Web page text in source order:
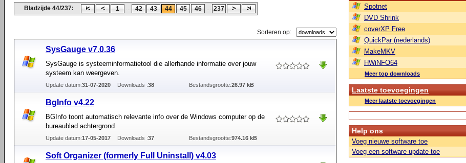
Bladzijde 44/237: 1 ... 42 43 44 45 46 ... 237
Sorteren op:
SysGauge v7.0.36
SysGauge is systeeminformatietool die allerhande informatie over jouw
systeem kan weergeven.
Update datum:31-07-2020 Downloads :38 Bestandsgrootte:26.97 kB
BgInfo v4.22
BGInfo toont automatisch relevante info over de Windows computer op de
bureaublad achtergrond
Update datum:17-05-2017 Downloads :37 Bestandsgrootte:974.16 kB
Soft Organizer (formerly Full Uninstall) v4.03
Spotnet
DVD Shrink
coverXP Free
QuickPar (nederlands)
MakeMKV
HWiNFO64
Meer top downloads
Laatste toevoegingen
Meer laatste toevoegingen
Help ons
Voeg nieuwe software toe
Voeg een software update toe